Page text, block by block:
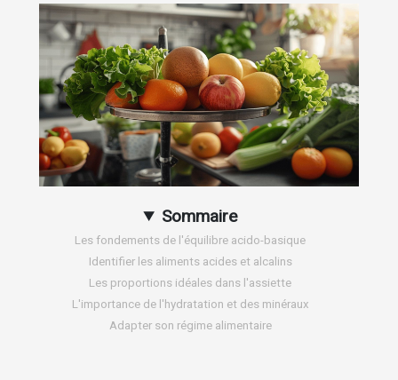
Sommaire
Les fondements de l'équilibre acido-basique
Identifier les aliments acides et alcalins
Les proportions idéales dans l'assiette
L'importance de l'hydratation et des minéraux
Adapter son régime alimentaire